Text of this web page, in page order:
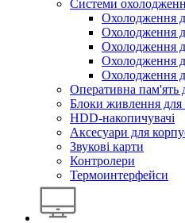
Системи
Охолодження
Охолодження
Охолодження
Охолодження
Охолодження
Оперативна пам'ять
Блоки живлення для
HDD-накопичувачі
Аксесуари для
Звукові карти
Контролери
Термоинтерфейси